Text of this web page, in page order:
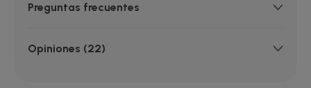
Preguntas frecuentes
Opiniones (22)